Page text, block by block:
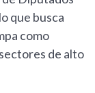
que busca
como
de alto